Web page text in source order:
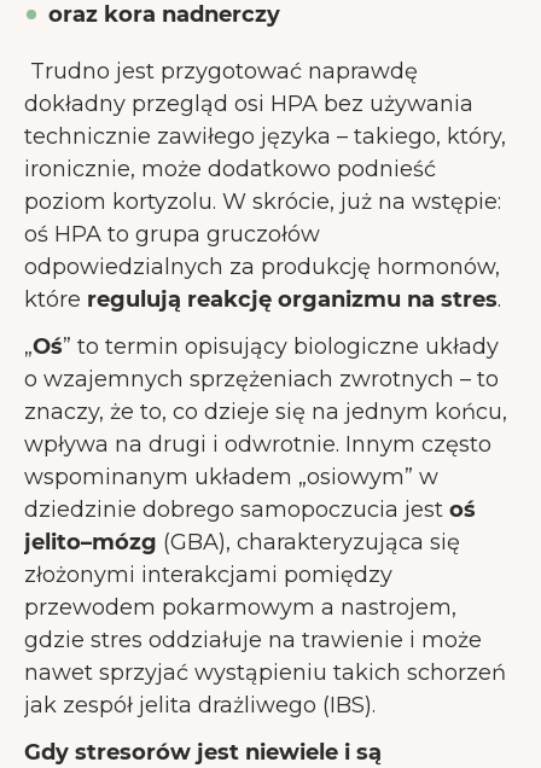
oraz kora nadnerczy
Trudno jest przygotować naprawdę
dokładny przegląd osi HPA bez używania
technicznie zawiłego języka – takiego, który,
ironicznie, może dodatkowo podnieść
poziom kortyzolu. W skrócie, już na wstępie:
oś HPA to grupa gruczołów
odpowiedzialnych za produkcję hormonów,
które regulują reakcję organizmu na stres.
„Oś” to termin opisujący biologiczne układy
o wzajemnych sprzężeniach zwrotnych – to
znaczy, że to, co dzieje się na jednym końcu,
wpływa na drugi i odwrotnie. Innym często
wspominanym układem „osiowym” w
dziedzinie dobrego samopoczucia jest oś
jelito–mózg (GBA), charakteryzująca się
złożonymi interakcjami pomiędzy
przewodem pokarmowym a nastrojem,
gdzie stres oddziałuje na trawienie i może
nawet sprzyjać wystąpieniu takich schorzeń
jak zespół jelita drażliwego (IBS).
Gdy stresorów jest niewiele i są